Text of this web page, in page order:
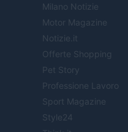
Milano Notizie
Motor Magazine
Notizie.it
Offerte Shopping
Pet Story
Professione Lavoro
Sport Magazine
Style24